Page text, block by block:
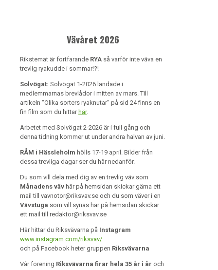
Vävåret 2026
Rikstemat är fortfarande RYA så varför inte väva en
trevlig ryakudde i sommar!?!
Solvögat: Solvögat 1-2026 landade i
medlemmarnas brevlådor i mitten av mars. Till
artikeln “Olika sorters ryaknutar” på sid 24 finns en
fin film som du hittar här.
Arbetet med Solvögat 2-2026 är i full gång och
denna tidning kommer ut under andra halvan av juni.
RÅM i Hässleholm hölls 17-19 april. Bilder från
dessa trevliga dagar ser du här nedanför.
Du som vill dela med dig av en trevlig väv som
Månadens väv här på hemsidan skickar gärna ett
mail till vavnotor@riksvav.se och du som väver i en
Vävstuga som vill synas här på hemsidan skickar
ett mail till redaktor@riksvav.se
Här hittar du Riksvävarna på Instagram
www.instagram.com/riksvav/
och på Facebook heter gruppen Riksvävarna
Vår förening Riksvävarna firar hela 35 år i år och